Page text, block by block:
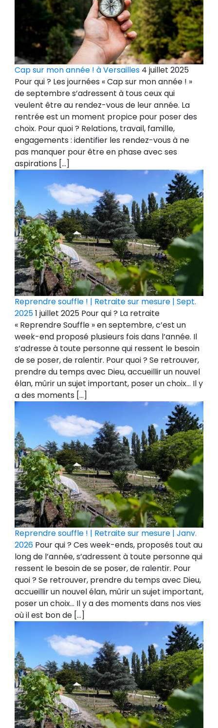
Cap sur mon année ! à Versailles 4 juillet 2025
Pour qui ? Les journées « Cap sur mon année ! »
de septembre s’adressent à tous ceux qui
veulent être au rendez-vous de leur année. La
rentrée est un moment propice pour poser des
choix. Pour quoi ? Relations, travail, famille,
engagements : identifier les rendez-vous à ne
pas manquer pour être en phase avec ses
aspirations […]
Reprendre souffle ! | Retraite sur mesure | Sept.
20251 juillet 2025 Pour qui ? La retraite
« Reprendre Souffle » en septembre, c’est un
week-end proposé plusieurs fois dans l’année. Il
s’adresse à toute personne qui ressent le besoin
de se poser, de ralentir. Pour quoi ? Se retrouver,
prendre du temps avec Dieu, accueillir un nouvel
élan, mûrir un sujet important, poser un choix… Il y
a des moments […]
Reprendre souffle ! | Retraite sur mesure | Janv.
2026 Pour qui ? Ces week-ends, proposés tout au
long de l’année, s’adressent à toute personne qui
ressent le besoin de se poser, de ralentir. Pour
quoi ? Se retrouver, prendre du temps avec Dieu,
accueillir un nouvel élan, mûrir un sujet important,
poser un choix… Il y a des moments dans nos vies
où il est bon de […]